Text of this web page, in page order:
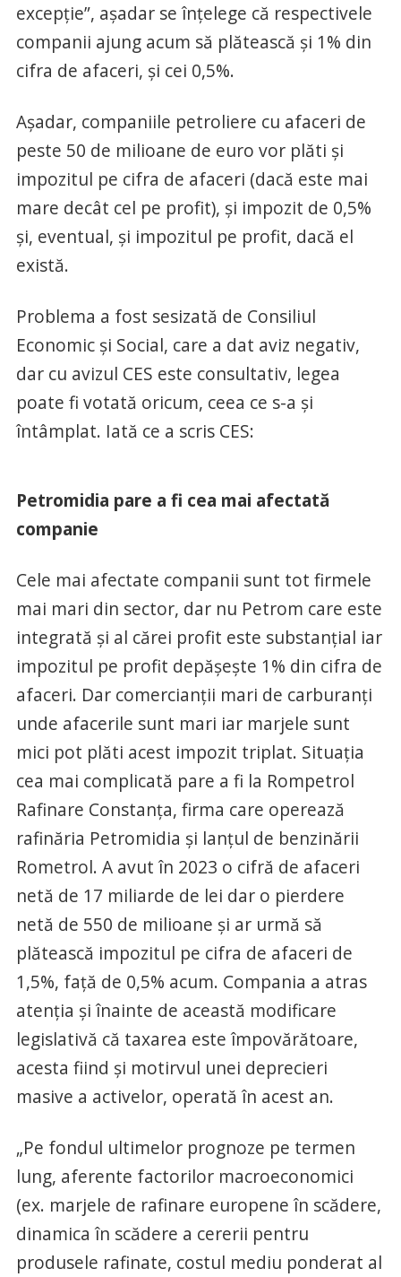
excepție”, așadar se înțelege că respectivele
companii ajung acum să plătească și 1% din
cifra de afaceri, și cei 0,5%.
Așadar, companiile petroliere cu afaceri de
peste 50 de milioane de euro vor plăti și
impozitul pe cifra de afaceri (dacă este mai
mare decât cel pe profit), și impozit de 0,5%
și, eventual, și impozitul pe profit, dacă el
există.
Problema a fost sesizată de Consiliul
Economic și Social, care a dat aviz negativ,
dar cu avizul CES este consultativ, legea
poate fi votată oricum, ceea ce s-a și
întâmplat. Iată ce a scris CES:
Petromidia pare a fi cea mai afectată
companie
Cele mai afectate companii sunt tot firmele
mai mari din sector, dar nu Petrom care este
integrată și al cărei profit este substanțial iar
impozitul pe profit depășește 1% din cifra de
afaceri. Dar comercianții mari de carburanți
unde afacerile sunt mari iar marjele sunt
mici pot plăti acest impozit triplat. Situația
cea mai complicată pare a fi la Rompetrol
Rafinare Constanța, firma care operează
rafinăria Petromidia și lanțul de benzinării
Rometrol. A avut în 2023 o cifră de afaceri
netă de 17 miliarde de lei dar o pierdere
netă de 550 de milioane și ar urmă să
plătească impozitul pe cifra de afaceri de
1,5%, față de 0,5% acum. Compania a atras
atenția și înainte de această modificare
legislativă că taxarea este împovărătoare,
acesta fiind și motirvul unei deprecieri
masive a activelor, operată în acest an.
„Pe fondul ultimelor prognoze pe termen
lung, aferente factorilor macroeconomici
(ex. marjele de rafinare europene în scădere,
dinamica în scădere a cererii pentru
produsele rafinate, costul mediu ponderat al